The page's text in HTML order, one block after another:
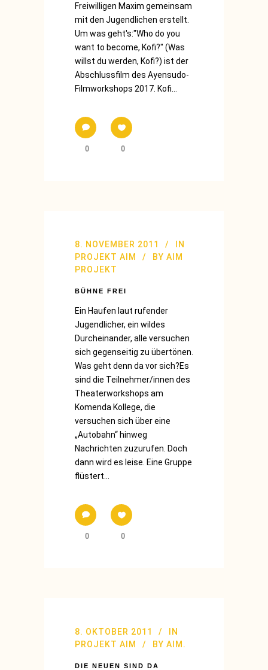
Freiwilligen Maxim gemeinsam
mit den Jugendlichen erstellt.
Um was geht's:"Who do you
want to become, Kofi?" (Was
willst du werden, Kofi?) ist der
Abschlussfilm des Ayensudo-
Filmworkshops 2017. Kofi...
0 0
8. NOVEMBER 2011
IN
PROJEKT AIM
BY AIM
PROJEKT
BÜHNE FREI
Ein Haufen laut rufender
Jugendlicher, ein wildes
Durcheinander, alle versuchen
sich gegenseitig zu übertönen.
Was geht denn da vor sich?Es
sind die Teilnehmer/innen des
Theaterworkshops am
Komenda Kollege, die
versuchen sich über eine
„Autobahn“ hinweg
Nachrichten zuzurufen. Doch
dann wird es leise. Eine Gruppe
flüstert...
0 0
8. OKTOBER 2011
IN
PROJEKT AIM
BY AIM.
DIE NEUEN SIND DA